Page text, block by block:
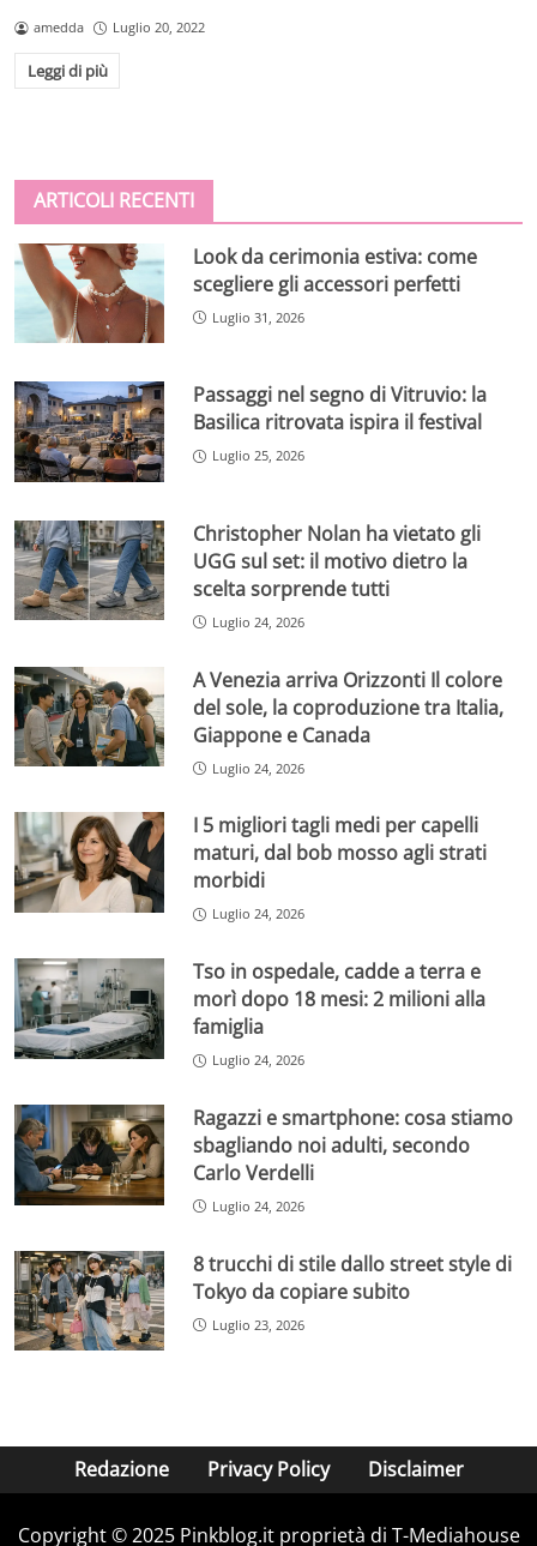
amedda Luglio 20, 2022
Leggi di più
ARTICOLI RECENTI
Look da cerimonia estiva: come
scegliere gli accessori perfetti
Luglio 31, 2026
Passaggi nel segno di Vitruvio: la
Basilica ritrovata ispira il festival
Luglio 25, 2026
Christopher Nolan ha vietato gli
UGG sul set: il motivo dietro la
scelta sorprende tutti
Luglio 24, 2026
A Venezia arriva Orizzonti Il colore
del sole, la coproduzione tra Italia,
Giappone e Canada
Luglio 24, 2026
I 5 migliori tagli medi per capelli
maturi, dal bob mosso agli strati
morbidi
Luglio 24, 2026
Tso in ospedale, cadde a terra e
morì dopo 18 mesi: 2 milioni alla
famiglia
Luglio 24, 2026
Ragazzi e smartphone: cosa stiamo
sbagliando noi adulti, secondo
Carlo Verdelli
Luglio 24, 2026
8 trucchi di stile dallo street style di
Tokyo da copiare subito
Luglio 23, 2026
Redazione Privacy Policy Disclaimer
Copyright © 2025 Pinkblog.it proprietà di T-Mediahouse